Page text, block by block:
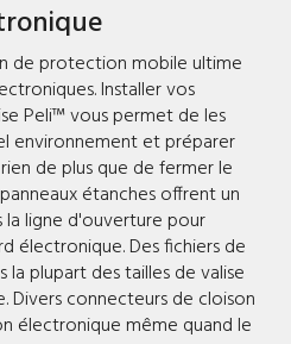
de protection mobile ultime
Installer vos
Peli™ vous permet de les
environnement et préparer
de plus que de fermer le
étanches offrent un
la ligne d'ouverture pour
électronique. Des fichiers de
la plupart des tailles de valise
Divers connecteurs de cloison
électronique même quand le